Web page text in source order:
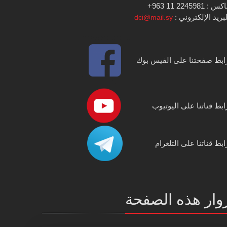
: 2245981 11 963+
الإلكتروني : dci@mail.sy
صفحتنا على الفيس بوك
قناتنا على اليوتيوب
قناتنا على التلغرام
هذه الصفحة